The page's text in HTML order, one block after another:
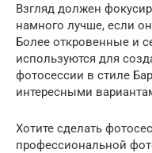
Взгляд должен
намного лучше, если
Более откровенные и
используются для
фотосессии в стиле
интересными
Хотите сделать
профессиональной